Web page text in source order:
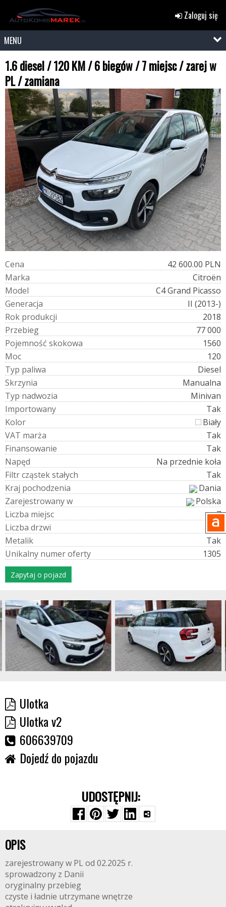
Zaloguj się
MENU
1.6 diesel / 120 KM / 6 biegów / 7 miejsc / zarej w
PL / zamiana
Cena
42 600.00 PLN
Marka
Citroën
Model
C4 Grand Picasso
Generacja
II (2013-)
Rok produkcji
2018
Przebieg
77 000
Pojemność skokowa
1560
Moc
120
Typ paliwa
Diesel
Skrzynia
Manualna
Typ nadwozia
Minivan
Importowany
Tak
Kolor
Biały
VAT marża
Tak
Finansowanie
Tak
Napęd
Na przednie koła
Filtrcząstekstałych
Tak
Kraj pochodzenia
Dania
Zarejestrowanyw
Polska
Liczba miejsc
7
Liczba drzwi
5
Metalik
Tak
Unikalny numeroferty 1305
Zapytaj o pojazd
Ulotka
Ulotka v2
606639709
Dojedź do pojazdu
UDOSTĘPNIJ:
OPIS
zarejestrowany w PL od 02.2025 r.
sprowadzony z Danii
oryginalny przebieg
czyste i ładnie utrzymane wnętrze